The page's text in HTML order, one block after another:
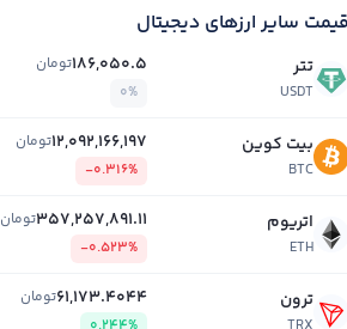
قیمت سایر ارزهای دیجیتال
تتر
USDT
186,050.5تومان
0%
بیت کوین
BTC
12,092,166,197تومان
-0.316%
اتریوم
ETH
357,257,891.11تومان
-0.523%
ترون 61,173.4044تومان